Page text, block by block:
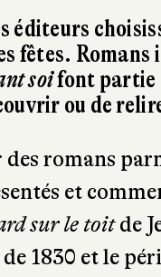
éditeurs
fêtes.
soifont partie
ou de
romans
et
sur le toitde
1830 et le